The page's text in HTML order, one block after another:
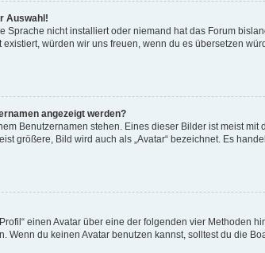
Auswahl!
Sprache nicht installiert oder niemand hat das Forum
würden wir uns freuen, wenn du es übersetzen
angezeigt werden?
Benutzernamen stehen. Eines dieser Bilder ist meist
größere, Bild wird auch als „Avatar“ bezeichnet. Es
einen Avatar über eine der folgenden vier Methoden
Wenn du keinen Avatar benutzen kannst, solltest du die